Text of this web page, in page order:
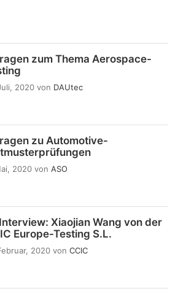
zum Thema Aerospace-
2020 von DAUtec
zu Automotive-
2020 von ASO
Xiaojian Wang von der
Europe-Testing S.L.
2020 von CCIC